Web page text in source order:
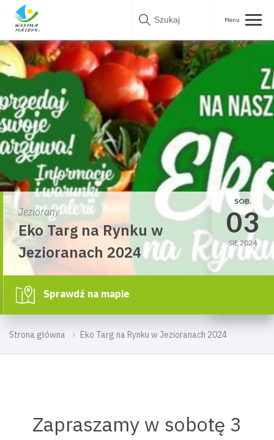
Skip
Strona główna Eko Targ na Rynku w Jezioranach 2024
Jeziorany
Eko Targ na Rynku w
Jezioranach 2024
SOB.
03
SIE 2024
Sprawdź na mapie
Zapraszamy w sobotę 3